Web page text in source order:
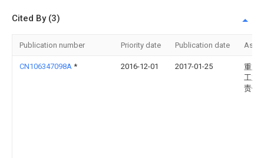
Cited By (3)
Publication number Priority date Publication date
CN106347098A * 2016-12-01 2017-01-25
重庆
工业
责任